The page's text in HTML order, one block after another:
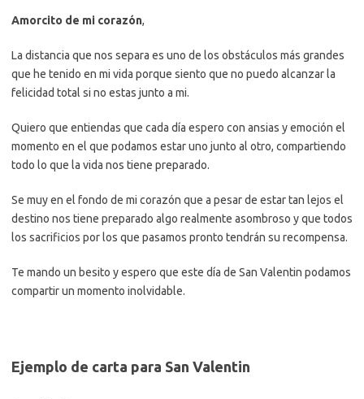
Amorcito de mi corazón,
La distancia que nos separa es uno de los obstáculos más grandes
que he tenido en mi vida porque siento que no puedo alcanzar la
felicidad total si no estas junto a mi.
Quiero que entiendas que cada día espero con ansias y emoción el
momento en el que podamos estar uno junto al otro, compartiendo
todo lo que la vida nos tiene preparado.
Se muy en el fondo de mi corazón que a pesar de estar tan lejos el
destino nos tiene preparado algo realmente asombroso y que todos
los sacrificios por los que pasamos pronto tendrán su recompensa.
Te mando un besito y espero que este día de San Valentin podamos
compartir un momento inolvidable.
Ejemplo de carta para San Valentin